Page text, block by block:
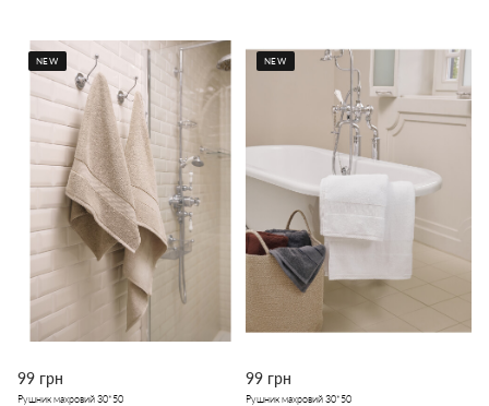
NEW
99 грн
Рушник махровий 30*50
NEW
99 грн
Рушник махровий 30*50